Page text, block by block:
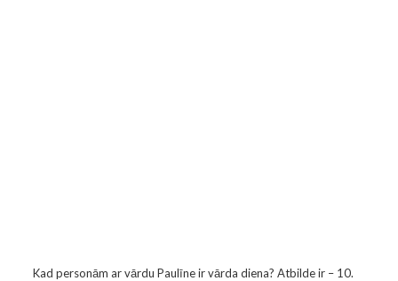
Kad personām ar vārdu Paulīne ir vārda diena? Atbilde ir – 10.